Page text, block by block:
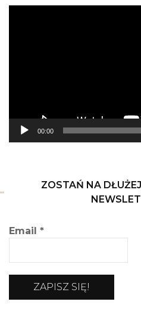
00:00
ZOSTAŃ NA
Email *